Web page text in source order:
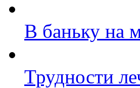
В баньку на
Трудности